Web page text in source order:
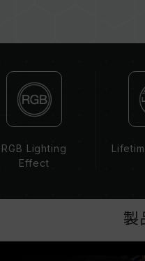
なったり、起動に失
CPUのメモリコン
（Performance）と
ードのBIOSバージ
に影響を与える可能
はSPDのデフォルト
作し、例えば
の欠陥ではありませ
XMP 2.0は手動で
マザーボードでは、
可能性があります。
RGB Lighting
Effect
製